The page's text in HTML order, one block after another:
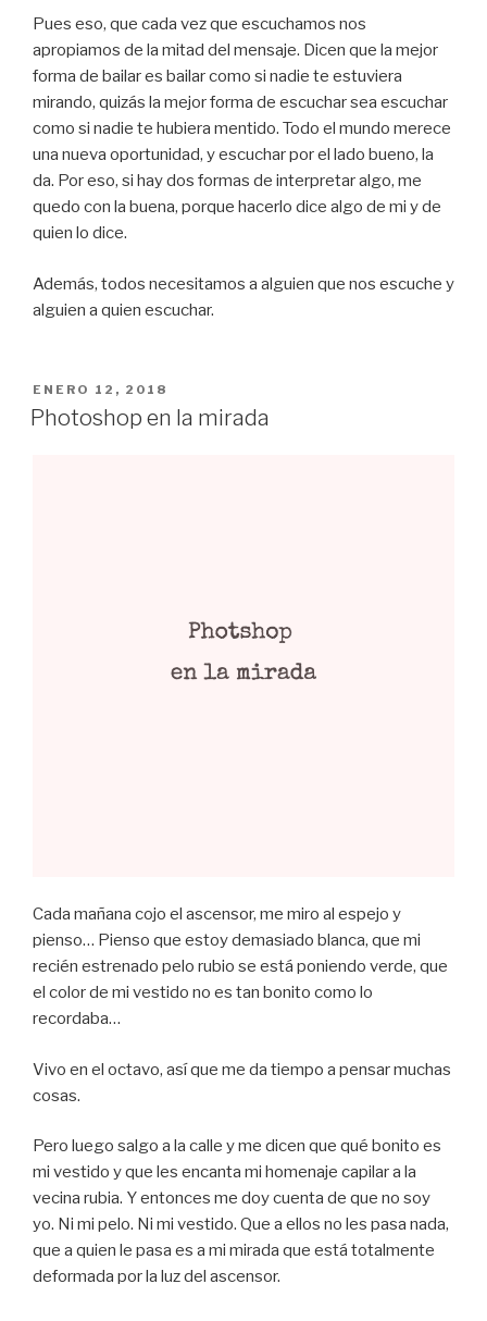
Pues eso, que cada vez que escuchamos nos
apropiamos de la mitad del mensaje. Dicen que la mejor
forma de bailar es bailar como si nadie te estuviera
mirando, quizás la mejor forma de escuchar sea escuchar
como si nadie te hubiera mentido. Todo el mundo merece
una nueva oportunidad, y escuchar por el lado bueno, la
da. Por eso, si hay dos formas de interpretar algo, me
quedo con la buena, porque hacerlo dice algo de mi y de
quien lo dice.
Además, todos necesitamos a alguien que nos escuche y
alguien a quien escuchar.
PUBLICADO
EL
ENERO 12, 2018
Photoshop en la mirada
Cada mañana cojo el ascensor, me miro al espejo y
pienso… Pienso que estoy demasiado blanca, que mi
recién estrenado pelo rubio se está poniendo verde, que
el color de mi vestido no es tan bonito como lo
recordaba…
Vivo en el octavo, así que me da tiempo a pensar muchas
cosas.
Pero luego salgo a la calle y me dicen que qué bonito es
mi vestido y que les encanta mi homenaje capilar a la
vecina rubia. Y entonces me doy cuenta de que no soy
yo. Ni mi pelo. Ni mi vestido. Que a ellos no les pasa nada,
que a quien le pasa es a mi mirada que está totalmente
deformada por la luz del ascensor.